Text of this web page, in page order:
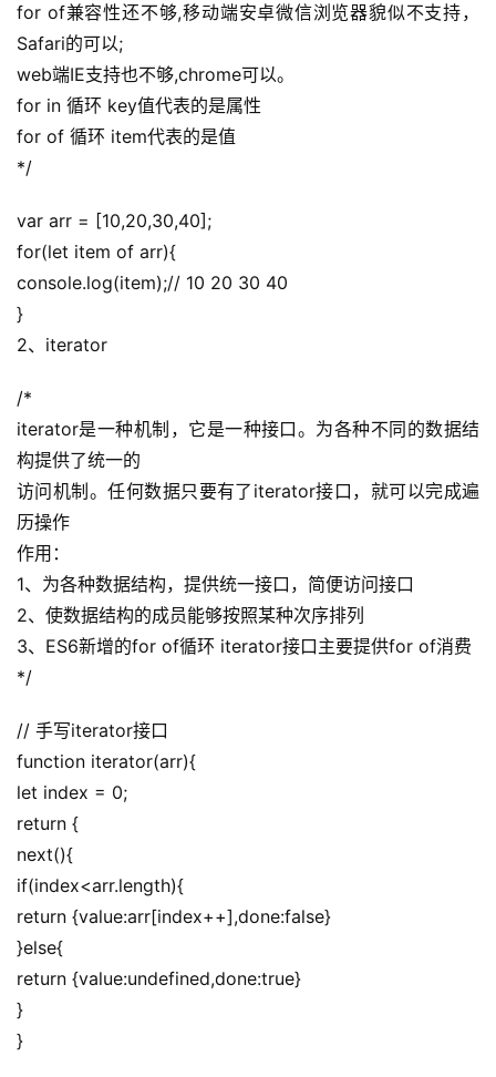
for of兼容性还不够,移动端安卓微信浏览器貌似不支持，
Safari的可以;
web端IE支持也不够,chrome可以。
for in 循环 key值代表的是属性
for of 循环 item代表的是值
*/
var arr = [10,20,30,40];
for(let item of arr){
console.log(item);// 10 20 30 40
}
2、iterator
/*
iterator是一种机制，它是一种接口。为各种不同的数据结
构提供了统一的
访问机制。任何数据只要有了iterator接口，就可以完成遍
历操作
作用：
1、为各种数据结构，提供统一接口，简便访问接口
2、使数据结构的成员能够按照某种次序排列
3、ES6新增的for of循环 iterator接口主要提供for of消费
*/
// 手写iterator接口
function iterator(arr){
let index = 0;
return {
next(){
if(index<arr.length){
return {value:arr[index++],done:false}
}else{
return {value:undefined,done:true}
}
}